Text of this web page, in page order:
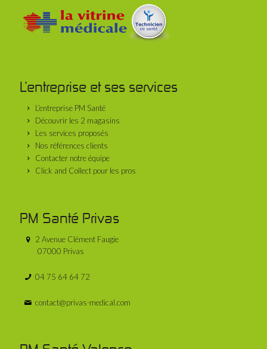
L’entreprise et ses services
L’entreprise PM Santé
Découvrir les 2 magasins
Les services proposés
Nos références clients
Contacter notre équipe
Click and Collect pour les pros
PM Santé Privas
2 Avenue Clément Faugie
07000 Privas
04 75 64 64 72
contact@privas-medical.com